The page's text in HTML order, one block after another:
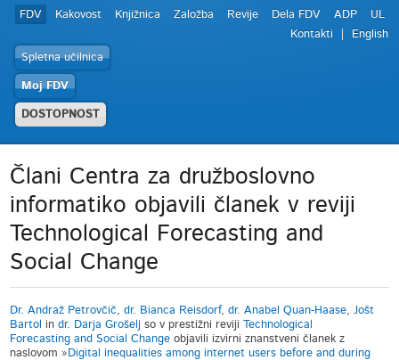
FDV Kakovost Knjižnica Založba Revije Dela FDV ADP
UL
Kontakti
English
Spletna učilnica
Moj FDV
DOSTOPNOST
Člani Centra za družboslovno
informatiko objavili članek v reviji
Technological Forecasting and
Social Change
Dr. Andraž Petrovčič,dr. Bianca Reisdorf,dr. Anabel Quan-Haase,Jošt
Bartol
indr. Darja Grošelj so v prestižni revijiTechnological
Forecasting and Social Change objavili izvirni znanstveni članek z
naslovom » Digital inequalities among internet users before and during